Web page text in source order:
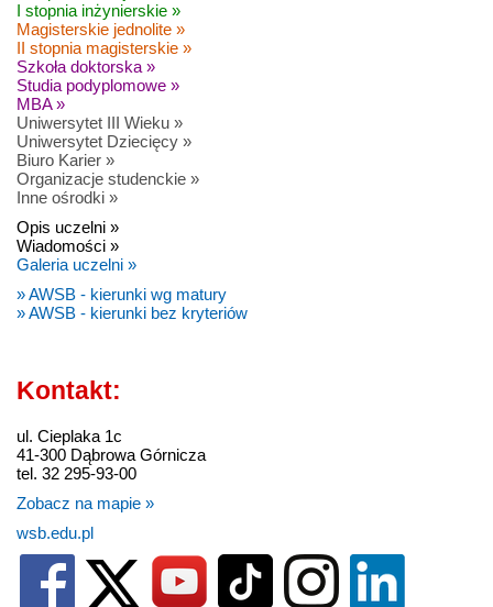
I stopnia inżynierskie »
Magisterskie jednolite »
II stopnia magisterskie »
Szkoła doktorska »
Studia podyplomowe »
MBA »
Uniwersytet III Wieku »
Uniwersytet Dziecięcy »
Biuro Karier »
Organizacje studenckie »
Inne ośrodki »
Opis uczelni »
Wiadomości »
Galeria uczelni »
» AWSB - kierunki wg matury
» AWSB - kierunki bez kryteriów
Kontakt:
ul. Cieplaka 1c
41-300 Dąbrowa Górnicza
tel. 32 295-93-00
Zobacz na mapie »
wsb.edu.pl